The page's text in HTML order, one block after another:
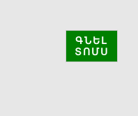
ԳՆԵԼ
ՏՈՄՍ